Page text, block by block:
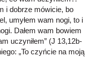
i dobrze mówicie, bo
umyłem wam nogi, to i
Dałem wam bowiem
uczyniłem” (J 13,12b-
„To czyńcie na moją